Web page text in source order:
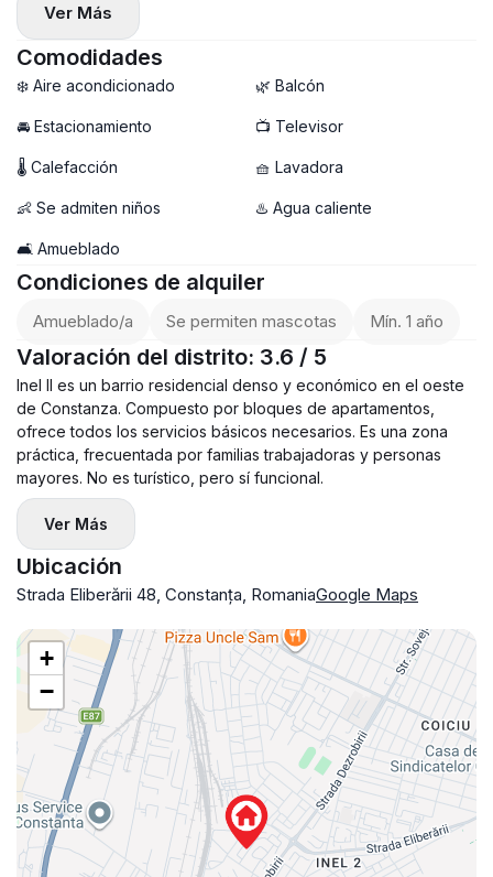
🧸 Con niños: sí
🐾 Mascotas: a convenir
📦 Duración mínima: 12 meses
🔆 Comisión
💸 Precio: 480€ / mes
Ver Más
Comodidades
❄️ Aire acondicionado 🌿 Balcón
🚘 Estacionamiento 📺 Televisor
🌡 Calefacción 🧺 Lavadora
👶 Se admiten niños ♨️ Agua caliente
🛋️ Amueblado
Condiciones de alquiler
Amueblado/a Se permiten mascotas Mín. 1 año
Valoración del distrito: 3.6 / 5
Inel II es un barrio residencial denso y económico en el oeste
de Constanza. Compuesto por bloques de apartamentos,
ofrece todos los servicios básicos necesarios. Es una zona
práctica, frecuentada por familias trabajadoras y personas
mayores. No es turístico, pero sí funcional.
Ver Más
Ubicación
Strada Eliberării 48, Constanța, RomaniaGoogle Maps
+
−